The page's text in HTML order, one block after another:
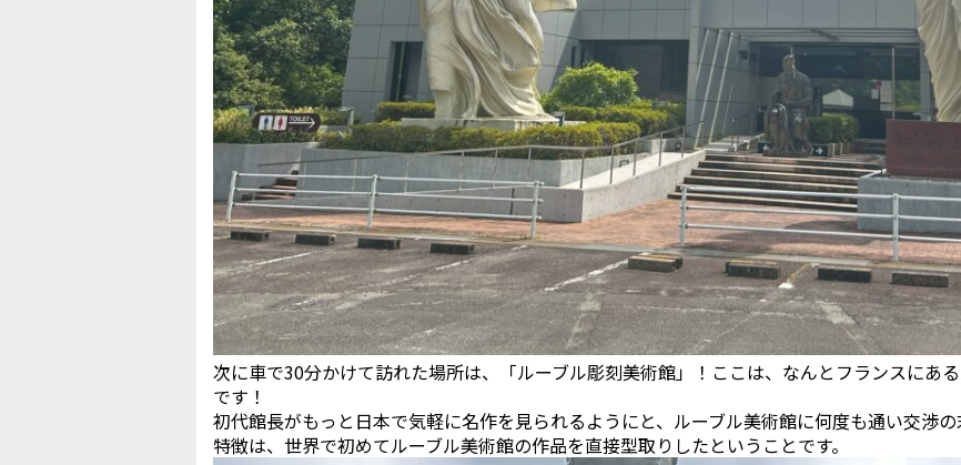
次に車で30分かけて訪れた場所は、「ルーブル彫刻美術館」！ここは、なんとフランスにあ
です！
初代館長がもっと日本で気軽に名作を見られるようにと、ルーブル美術館に何度も通い交渉
特徴は、世界で初めてルーブル美術館の作品を直接型取りしたということです。